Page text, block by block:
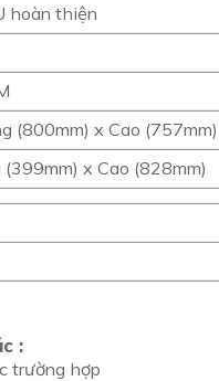
hoàn thiện
(800mm) x Cao (757mm)
x Cao (828mm)
:
trường hợp